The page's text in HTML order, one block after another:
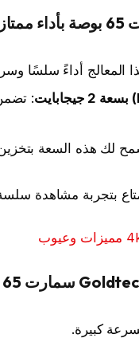
المعالج أداءً سلسًا
:
لك هذه السعة بتخزين
بتجربة مشاهدة
كبيرة.